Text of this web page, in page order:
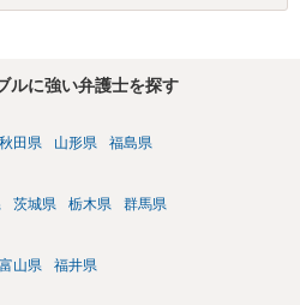
必要性として正当事由判断において
自体は、賃貸借契約の有効性を直ち
がされていれば賃貸借の効力は原則
では、①現在は普通借家契約が継続
定か等）を具体的に書面で説明して
続の必要性を丁寧に伝えること、を
時期の退去を検討する場合には、立
は、更新条項・解除条項・期間の定
、これまでの更新時の合意内容
ルに強い弁護士を探す
秋田県 山形県 福島県
茨城県 栃木県 群馬県
富山県 福井県